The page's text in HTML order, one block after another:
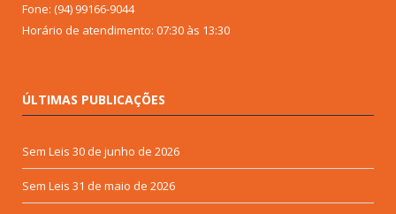
Fone: (94) 99166-9044
Horário de atendimento: 07:30 às 13:30
ÚLTIMAS PUBLICAÇÕES
Sem Leis 30 de junho de 2026
Sem Leis 31 de maio de 2026